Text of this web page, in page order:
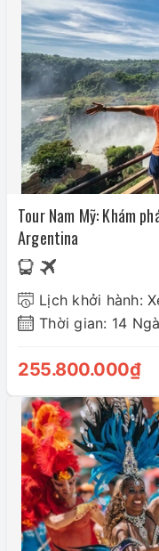
Tour Nam Mỹ: Khám
Argentina
Lịch khởi hành:
Thời gian: 14
255.800.000₫